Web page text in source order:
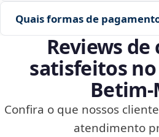
Quais formas de
Reviews
satisfeitos no
Confira o que nossos
atendimento